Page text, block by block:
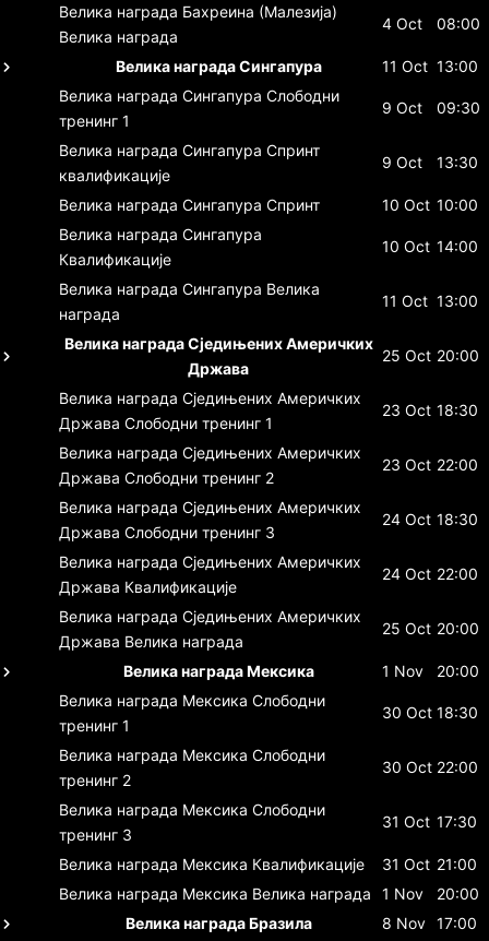
Велика награда Бахреина (Малезија)
Велика награда
4 Oct 08:00
Велика награда Сингапура 11 Oct 13:00
Велика награда Сингапура Слободни
тренинг 1
9 Oct 09:30
Велика награда Сингапура Спринт
квалификације
9 Oct 13:30
Велика награда Сингапура Спринт 10 Oct 10:00
Велика награда Сингапура
Квалификације
10 Oct 14:00
Велика награда Сингапура Велика
награда
11 Oct 13:00
Велика награда Сједињених Америчких
Држава
25 Oct 20:00
Велика награда Сједињених Америчких
Држава Слободни тренинг 1
23 Oct 18:30
Велика награда Сједињених Америчких
Држава Слободни тренинг 2
23 Oct 22:00
Велика награда Сједињених Америчких
Држава Слободни тренинг 3
24 Oct 18:30
Велика награда Сједињених Америчких
Држава Квалификације
24 Oct 22:00
Велика награда Сједињених Америчких
Држава Велика награда
25 Oct 20:00
Велика награда Мексика 1 Nov
20:00
Велика награда Мексика Слободни
тренинг 1
30 Oct 18:30
Велика награда Мексика Слободни
тренинг 2
30 Oct 22:00
Велика награда Мексика Слободни
тренинг 3
31 Oct 17:30
Велика награда Мексика Квалификације 31 Oct 21:00
Велика награда Мексика Велика награда 1 Nov
20:00
Велика награда Бразила
8 Nov 17:00